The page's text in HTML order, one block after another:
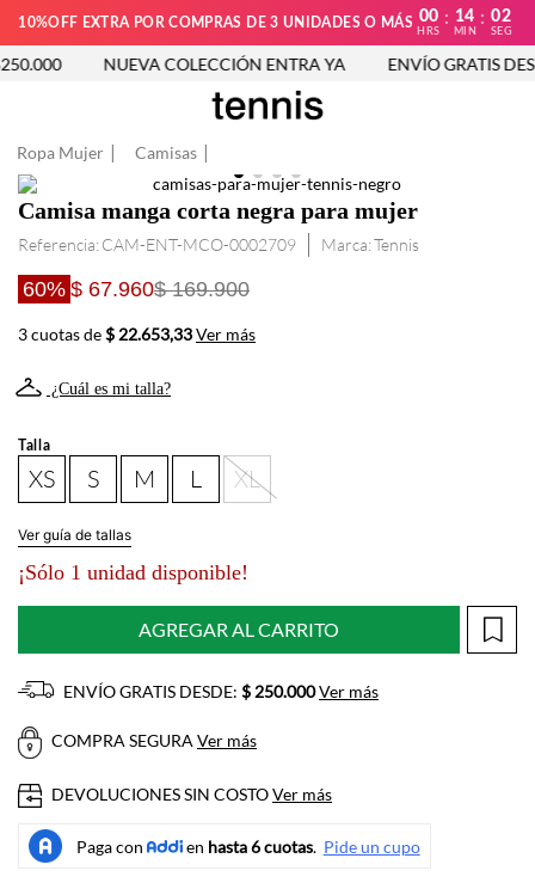
10%OFF EXTRA POR COMPRAS DE 3 UNIDADES O MÁS 00
HRS
: 14
MIN
: 02
SEG
NUEVA COLECCIÓN ENTRA YA ENVÍO GRATIS
Ropa Mujer Camisas
Camisa manga corta negra para mujer
Referencia: CAM-ENT-MCO-0002709 Tennis
60% $ 67.960$ 169.900
3 cuotas de$ 22.653,33Ver más
¿Cuál es mi talla?
Talla
XS S M L XL
Ver guía de tallas
¡Sólo 1 unidad disponible!
AGREGAR AL CARRITO
ENVÍO GRATIS DESDE: $ 250.000Ver más
COMPRA SEGURA Ver más
DEVOLUCIONES SIN COSTOVer más